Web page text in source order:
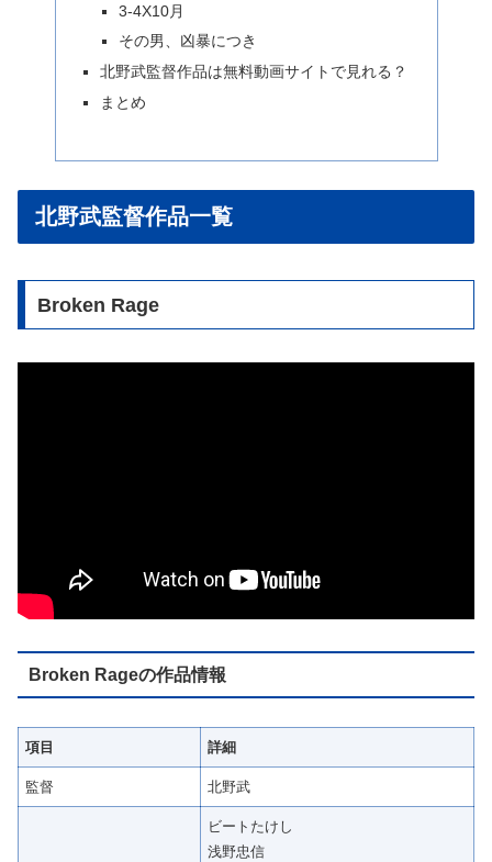
3-4X10月
その男、凶暴につき
北野武監督作品は無料動画サイトで見れる？
まとめ
北野武監督作品一覧
Broken Rage
Broken Rageの作品情報
項目 詳細
監督 北野武
ビートたけし
浅野忠信